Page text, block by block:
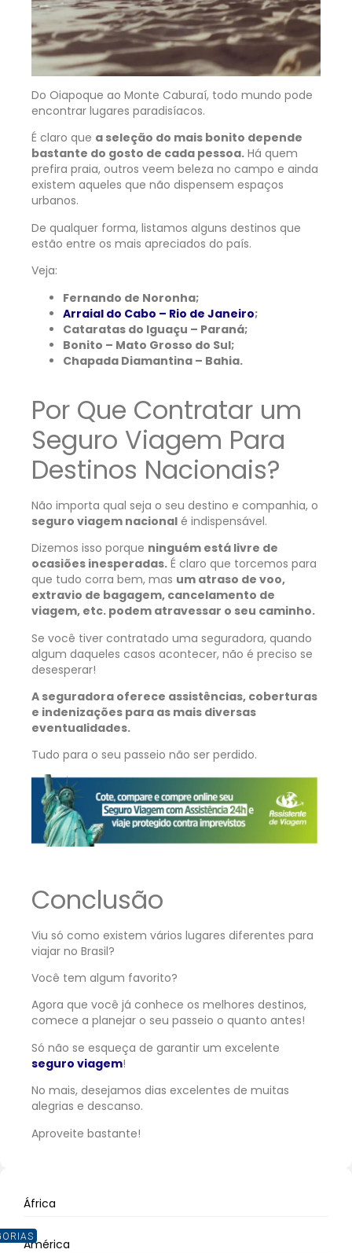
Do Oiapoque ao Monte Caburaí, todo mundo pode
encontrar lugares paradisíacos.
É claro que a seleção do mais bonito depende
bastante do gosto de cada pessoa. Há quem
prefira praia, outros veem beleza no campo e ainda
existem aqueles que não dispensem espaços
urbanos.
De qualquer forma, listamos alguns destinos que
estão entre os mais apreciados do país.
Veja:
Fernando de Noronha;
Arraial do Cabo – Rio de Janeiro;
Cataratas do Iguaçu – Paraná;
Bonito – Mato Grosso do Sul;
Chapada Diamantina – Bahia.
Por Que Contratar um
Seguro Viagem Para
Destinos Nacionais?
Não importa qual seja o seu destino e companhia, o
seguro viagem nacional é indispensável.
Dizemos isso porque ninguém está livre de
ocasiões inesperadas. É claro que torcemos para
que tudo corra bem, mas um atraso de voo,
extravio de bagagem, cancelamento de
viagem, etc. podem atravessar o seu caminho.
Se você tiver contratado uma seguradora, quando
algum daqueles casos acontecer, não é preciso se
desesperar!
A seguradora oferece assistências, coberturas
e indenizações para as mais diversas
eventualidades.
Tudo para o seu passeio não ser perdido.
Conclusão
Viu só como existem vários lugares diferentes para
viajar no Brasil?
Você tem algum favorito?
Agora que você já conhece os melhores destinos,
comece a planejar o seu passeio o quanto antes!
Só não se esqueça de garantir um excelente
seguro viagem!
No mais, desejamos dias excelentes de muitas
alegrias e descanso.
Aproveite bastante!
África
América